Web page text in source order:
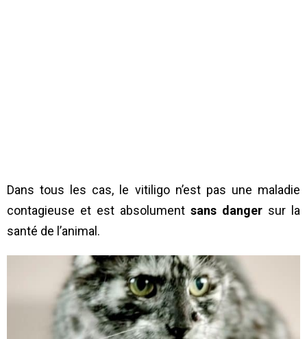
Dans tous les cas, le vitiligo n’est pas une maladie
contagieuse et est absolument sans danger sur la
santé de l’animal.